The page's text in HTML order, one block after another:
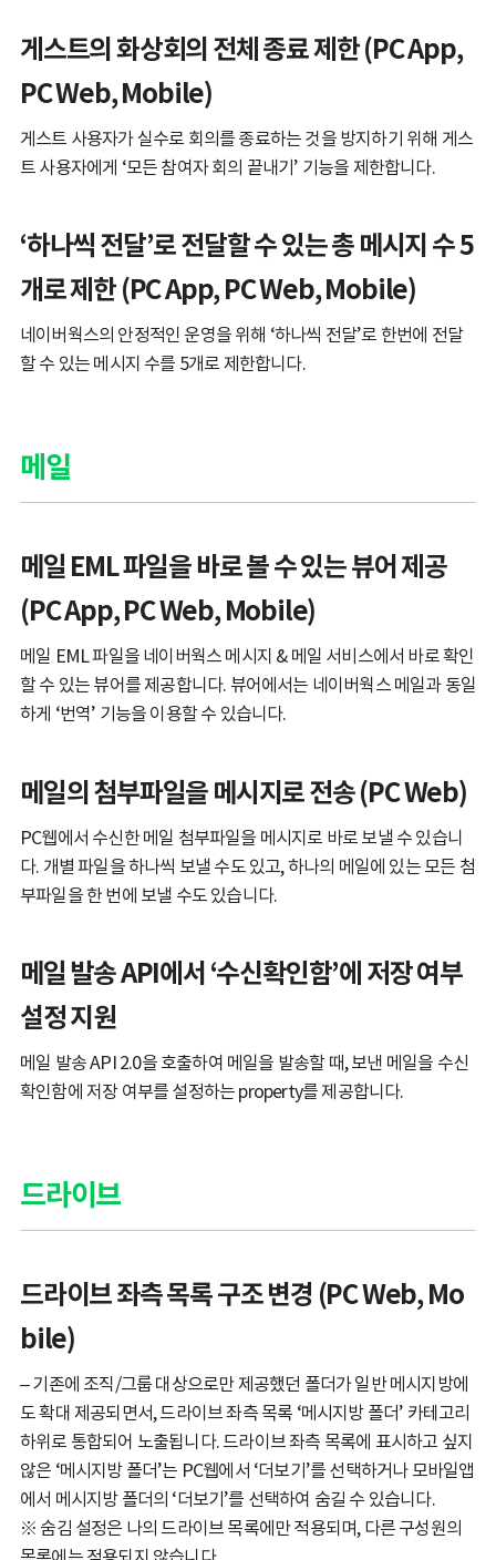
게스트의 화상회의 전체 종료 제한 (PC App,
PC Web, Mobile)
게스트 사용자가 실수로 회의를 종료하는 것을 방지하기 위해 게스
트 사용자에게 ‘모든 참여자 회의 끝내기’ 기능을 제한합니다.
‘하나씩 전달’로 전달할 수 있는 총 메시지 수 5
개로 제한 (PC App, PC Web, Mobile)
네이버웍스의 안정적인 운영을 위해 ‘하나씩 전달’로 한번에 전달
할 수 있는 메시지 수를 5개로 제한합니다.
메일
메일 EML 파일을 바로 볼 수 있는 뷰어 제공
(PC App, PC Web, Mobile)
메일 EML 파일을 네이버웍스 메시지 & 메일 서비스에서 바로 확인
할 수 있는 뷰어를 제공합니다. 뷰어에서는 네이버웍스 메일과 동일
하게 ‘번역’ 기능을 이용할 수 있습니다.
메일의 첨부파일을 메시지로 전송 (PC Web)
PC웹에서 수신한 메일 첨부파일을 메시지로 바로 보낼 수 있습니
다. 개별 파일을 하나씩 보낼 수도 있고, 하나의 메일에 있는 모든 첨
부파일을 한 번에 보낼 수도 있습니다.
메일 발송 API에서 ‘수신확인함’에 저장 여부
설정 지원
메일 발송 API 2.0을 호출하여 메일을 발송할 때, 보낸 메일을 수신
확인함에 저장 여부를 설정하는 property를 제공합니다.
드라이브
드라이브 좌측 목록 구조 변경 (PC Web, Mo
bile)
– 기존에 조직/그룹 대상으로만 제공했던 폴더가 일반 메시지방에
도 확대 제공되면서, 드라이브 좌측 목록 ‘메시지방 폴더’ 카테고리
하위로 통합되어 노출됩니다. 드라이브 좌측 목록에 표시하고 싶지
않은 ‘메시지방 폴더’는 PC웹에서 ‘더보기’를 선택하거나 모바일앱
에서 메시지방 폴더의 ‘더보기’를 선택하여 숨길 수 있습니다.
※ 숨김 설정은 나의 드라이브 목록에만 적용되며, 다른 구성원의